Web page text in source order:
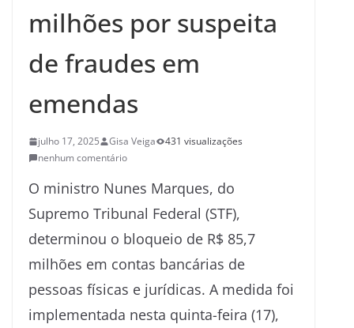
milhões por suspeita
de fraudes em
emendas
julho 17, 2025 Gisa Veiga
431 visualizações
nenhum comentário
O ministro Nunes Marques, do
Supremo Tribunal Federal (STF),
determinou o bloqueio de R$ 85,7
milhões em contas bancárias de
pessoas físicas e jurídicas. A medida foi
implementada nesta quinta-feira (17),